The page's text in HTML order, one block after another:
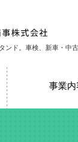
ンド。車検、新車・中
事業内